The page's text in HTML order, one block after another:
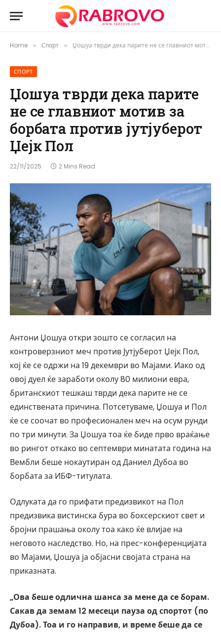
Home » Спорт » Џошуа тврди дека парите не се главниот мотив за борбата против јутјуберот Џејк Пол
СПОРТ
Џошуа тврди дека парите
не се главниот мотив за
борбата против јутјуберот
Џејк Пол
22/11/2025 2 Mins Read
Антони Џошуа откри зошто се согласил на
контроверзниот меч против Јутјуберот Џејк Пол,
кој ќе се одржи на 19 декември во Мајами. Иако од
овој дуел ќе заработи околу 80 милиони евра,
британскиот тешкаш тврди дека парите не се
единствената причина. Потсетуваме, Џошуа и Пол
ќе се соочат во професионален меч на осум рунди
по три минути. За Џошуа тоа ќе биде прво враќање
во рингот откако во септември минатата година на
Вембли беше нокаутиран од Даниел Дубоа во
борбата за ИБФ-титулата.
Одлуката да го прифати предизвикот на Пол
предизвика вистинска бура во боксерскиот свет и
бројни прашања околу тоа како ќе влијае на
неговото наследство. Но, на прес-конференцијата
во Мајами, Џошуа ја објасни својата страна на
приказната.
„Ова беше одлична шанса за мене да се борам.
Сакав да земам 12 месеци пауза од спортот (по
Дубоа). Тоа и го направив, и време беше да се